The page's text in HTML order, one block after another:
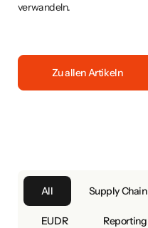
verwandeln.
Zu allen Artikeln
All Supply Chain
EUDR Reporting